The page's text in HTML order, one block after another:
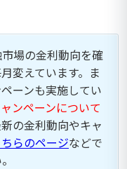
場の金利動向を確
変えています。ま
ーンも実施してい
ンペーンについて
の金利動向やキャ
らのページなどで